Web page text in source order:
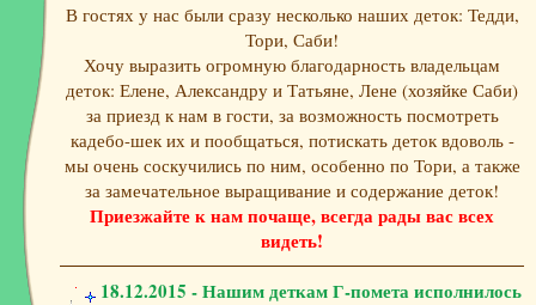
В гостях у нас были сразу несколько наших деток: Тедди,
Тори, Саби!
Хочу выразить огромную благодарность владельцам
деток: Елене, Александру и Татьяне, Лене (хозяйке Саби)
за приезд к нам в гости, за возможность посмотреть
кадебо-шек их и пообщаться, потискать деток вдоволь -
мы очень соскучились по ним, особенно по Тори, а также
за замечательное выращивание и содержание деток!
Приезжайте к нам почаще, всегда рады вас всех
видеть!
18.12.2015 - Нашим деткам Г-помета исполнилось